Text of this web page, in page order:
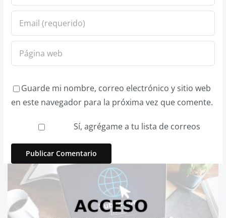
Guarde mi nombre, correo electrónico y sitio web
en este navegador para la próxima vez que comente.
Sí, agrégame a tu lista de correos